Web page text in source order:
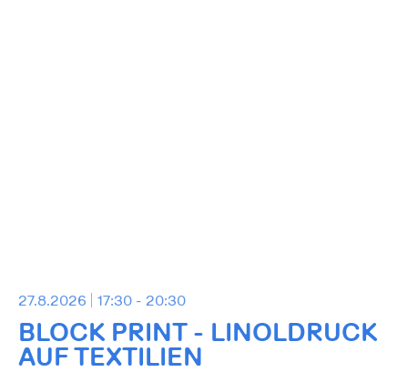
27.8.2026 17:30 - 20:30
BLOCK PRINT - LINOLDRUCK
AUF TEXTILIEN